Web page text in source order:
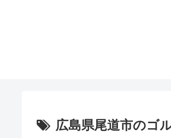
広島県尾道市のゴ